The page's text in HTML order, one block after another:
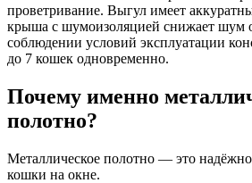
проветривание. Выгул имеет
крыша с шумоизоляцией снижает шум
соблюдении условий эксплуатации
до 7 кошек одновременно.
Почему именно
полотно?
Металлическое полотно — это
кошки на окне.